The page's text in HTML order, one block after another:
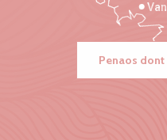
Penaos dont